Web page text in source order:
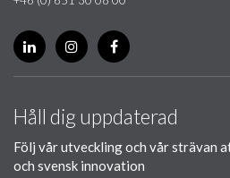
Håll dig uppdaterad
Följ vår utveckling och vår strävan
och svensk innovation